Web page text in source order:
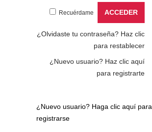
Recuérdame
¿Olvidaste tu contraseña? Haz clic
para restablecer
¿Nuevo usuario? Haz clic aquí
para registrarte
¿Nuevo usuario? Haga clic aquí para
registrarse